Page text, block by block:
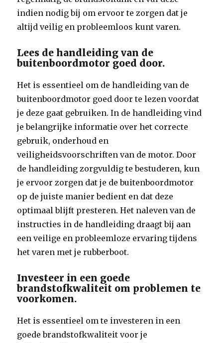
indien nodig bij om ervoor te zorgen dat je
altijd veilig en probleemloos kunt varen.
Lees de handleiding van de
buitenboordmotor goed door.
Het is essentieel om de handleiding van de
buitenboordmotor goed door te lezen voordat
je deze gaat gebruiken. In de handleiding vind
je belangrijke informatie over het correcte
gebruik, onderhoud en
veiligheidsvoorschriften van de motor. Door
de handleiding zorgvuldig te bestuderen, kun
je ervoor zorgen dat je de buitenboordmotor
op de juiste manier bedient en dat deze
optimaal blijft presteren. Het naleven van de
instructies in de handleiding draagt bij aan
een veilige en probleemloze ervaring tijdens
het varen met je rubberboot.
Investeer in een goede
brandstofkwaliteit om problemen te
voorkomen.
Het is essentieel om te investeren in een
goede brandstofkwaliteit voor je